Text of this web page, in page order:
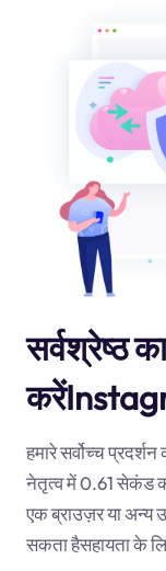
सर्वश्रेष्ठ
हमारे सर्वोच्च
नेतृत्व में 0.61 सेकंड
एक ब्राउज़र या अन्य
सकता हैसहायता के